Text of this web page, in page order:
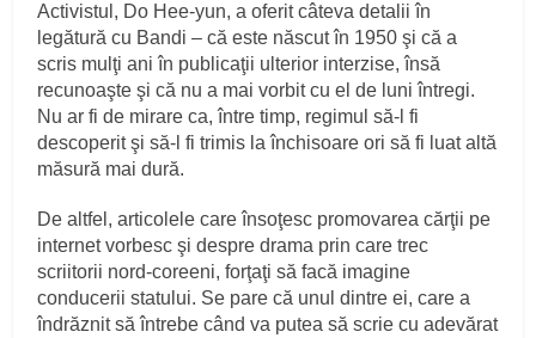
Activistul, Do Hee-yun, a oferit câteva detalii în
legătură cu Bandi – că este născut în 1950 şi că a
scris mulţi ani în publicaţii ulterior interzise, însă
recunoaşte şi că nu a mai vorbit cu el de luni întregi.
Nu ar fi de mirare ca, între timp, regimul să-l fi
descoperit şi să-l fi trimis la închisoare ori să fi luat altă
măsură mai dură.
De altfel, articolele care însoţesc promovarea cărţii pe
internet vorbesc şi despre drama prin care trec
scriitorii nord-coreeni, forţaţi să facă imagine
conducerii statului. Se pare că unul dintre ei, care a
îndrăznit să întrebe când va putea să scrie cu adevărat